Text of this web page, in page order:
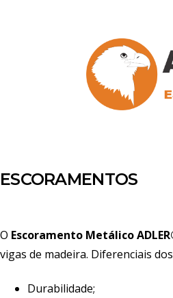
ESCORAMENTOS
O Escoramento Metálico
vigas de madeira. Diferenciais
Durabilidade;